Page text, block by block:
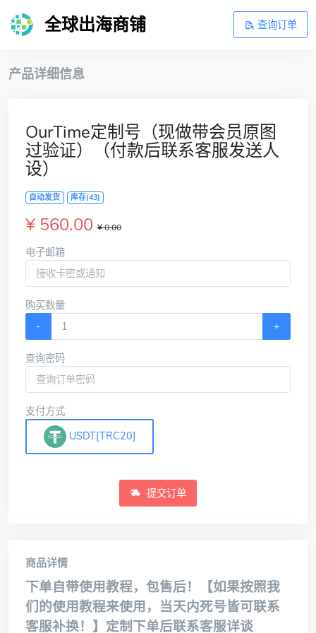
全球出海商铺 查询订单
产品详细信息
OurTime定制号（现做带会员原图
过验证）（付款后联系客服发送人
设）
自动发货 库存(43)
¥ 560.00 ¥ 0.00
电子邮箱
购买数量
-
+
查询密码
支付方式
USDT[TRC20]
提交订单
商品详情
下单自带使用教程，包售后！【如果按照我
们的使用教程来使用，当天内死号皆可联系
客服补换！】定制下单后联系客服详谈